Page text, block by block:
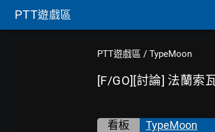
PTT遊戲區
PTT遊戲區 / TypeMoon
[F/GO][討論] 法蘭索
看板
TypeMoon